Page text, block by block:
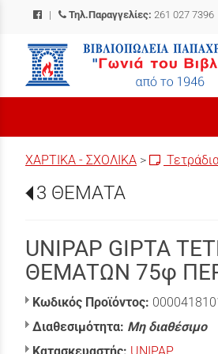
| Τηλ.Παραγγελίες: 261 027 7396
/
ΧΑΡΤΙΚΑ - ΣΧΟΛΙΚΑ >
3 ΘΕΜΑΤΑ
UNIPAP GIPTA
ΘΕΜΑΤΩΝ 75φ
Κωδικός Προϊόντος:
Διαθεσιμότητα: Μη διαθέσιμο